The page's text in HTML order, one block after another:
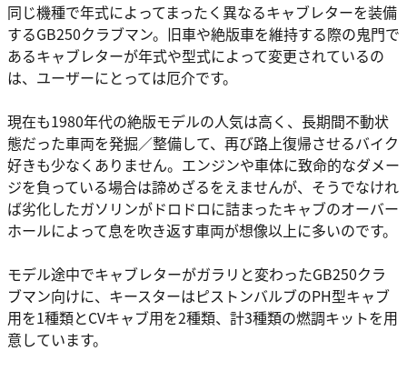
同じ機種で年式によってまったく異なるキャブレターを装備
するGB250クラブマン。旧車や絶版車を維持する際の鬼門で
あるキャブレターが年式や型式によって変更されているの
は、ユーザーにとっては厄介です。
現在も1980年代の絶版モデルの人気は高く、長期間不動状
態だった車両を発掘／整備して、再び路上復帰させるバイク
好きも少なくありません。エンジンや車体に致命的なダメー
ジを負っている場合は諦めざるをえませんが、そうでなけれ
ば劣化したガソリンがドロドロに詰まったキャブのオーバー
ホールによって息を吹き返す車両が想像以上に多いのです。
モデル途中でキャブレターがガラリと変わったGB250クラ
ブマン向けに、キースターはピストンバルブのPH型キャブ
用を1種類とCVキャブ用を2種類、計3種類の燃調キットを用
意しています。